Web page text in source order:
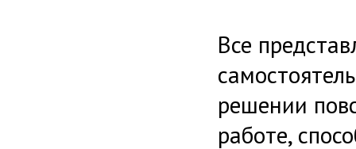
Все
решении
работе,